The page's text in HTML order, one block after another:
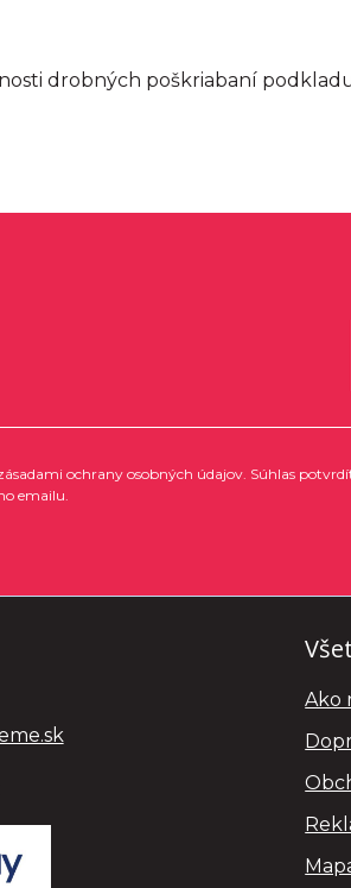
drobných poškriabaní
ochrany osobných údajov. Súhlas
emailu.
Ako